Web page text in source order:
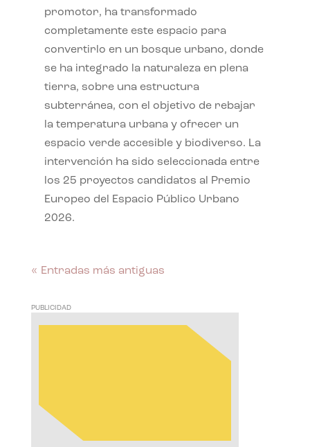
promotor, ha transformado
completamente este espacio para
convertirlo en un bosque urbano, donde
se ha integrado la naturaleza en plena
tierra, sobre una estructura
subterránea, con el objetivo de rebajar
la temperatura urbana y ofrecer un
espacio verde accesible y biodiverso. La
intervención ha sido seleccionada entre
los 25 proyectos candidatos al Premio
Europeo del Espacio Público Urbano
2026.
« Entradas más antiguas
PUBLICIDAD